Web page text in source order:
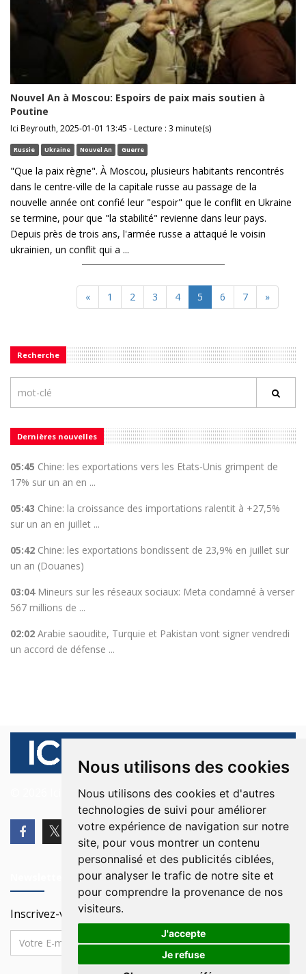
Nous utilisons des cookies
Nous utilisons des cookies et d'autres
technologies de suivi pour améliorer
votre expérience de navigation sur notre
site, pour vous montrer un contenu
personnalisé et des publicités ciblées,
pour analyser le trafic de notre site et
pour comprendre la provenance de nos
visiteurs.
J'accepte
Je refuse
Nouvel An à Moscou: Espoirs de paix mais soutien à
Poutine
Ici Beyrouth, 2025-01-01 13:45 - Lecture : 3 minute(s)
Russie Ukraine Nouvel An Guerre
"Que la paix règne". À Moscou, plusieurs habitants rencontrés
dans le centre-ville de la capitale russe au passage de la
nouvelle année ont confié leur "espoir" que le conflit en Ukraine
se termine, pour que "la stabilité" revienne dans leur pays.
Depuis près de trois ans, l'armée russe a attaqué le voisin
ukrainien, un conflit qui a ...
« 1 2 3 4 5 6 7 »
Recherche
Dernières nouvelles
05:45 Chine: les exportations vers les Etats-Unis grimpent de
17% sur un an en ...
05:43 Chine: la croissance des importations ralentit à +27,5%
sur un an en juillet ...
05:42 Chine: les exportations bondissent de 23,9% en juillet sur
un an (Douanes)
03:04 Mineurs sur les réseaux sociaux: Meta condamné à verser
567 millions de ...
02:02 Arabie saoudite, Turquie et Pakistan vont signer vendredi
un accord de défense ...
© 2026 Ici Beyrouth. Tous les droits sont réservés.
Inscrivez-vous à notre Newsletter